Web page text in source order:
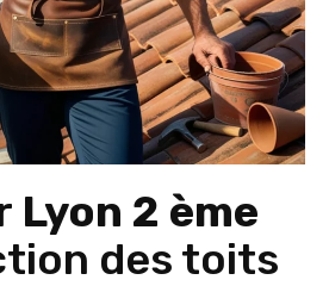
Lyon 2 ème
des toits